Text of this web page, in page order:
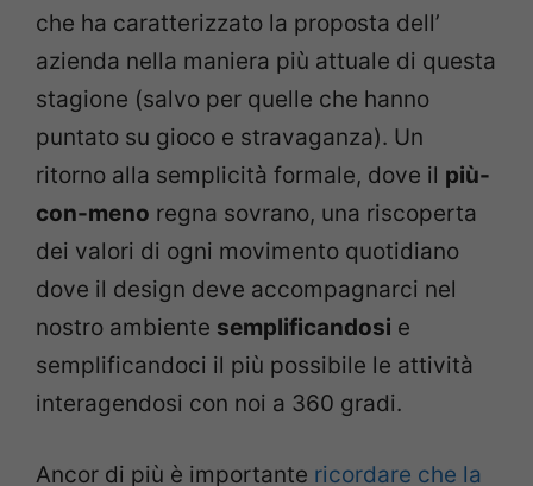
che ha caratterizzato la proposta dell’
azienda nella maniera più attuale di questa
stagione (salvo per quelle che hanno
puntato su gioco e stravaganza). Un
ritorno alla semplicità formale, dove il più-
con-meno regna sovrano, una riscoperta
dei valori di ogni movimento quotidiano
dove il design deve accompagnarci nel
nostro ambiente semplificandosi e
semplificandoci il più possibile le attività
interagendosi con noi a 360 gradi.
Ancor di più è importante ricordare che la